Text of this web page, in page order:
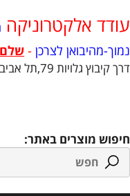
עודד אלקטרוניקה
נמוך-מהיבואן לצרכן -
דרך קיבוץ גלויות 79,תל אביב
חיפוש מוצרים באתר: